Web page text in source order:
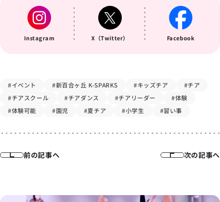
Instagram X（Twitter） Facebook
#イベント #新百合ヶ丘 K-SPARKS #キッズチア
#チア
#チアスクール
#チアダンス #チアリーダー
#体験
#体験可能
#園児 #夏チア #小学生 #習い事
前の記事へ 次の記事へ